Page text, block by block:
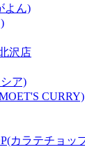
よん)
沢店
ア)
CURRY)
カラテチョッ